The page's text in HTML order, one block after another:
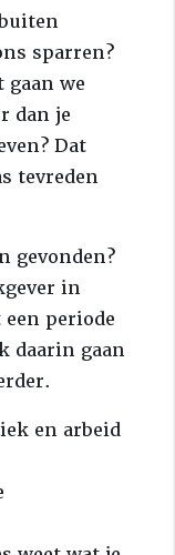
sparren?
gaan we
dan je
Dat
tevreden
gevonden?
in
periode
daarin gaan
en arbeid